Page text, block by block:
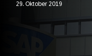
29. Oktober 2019